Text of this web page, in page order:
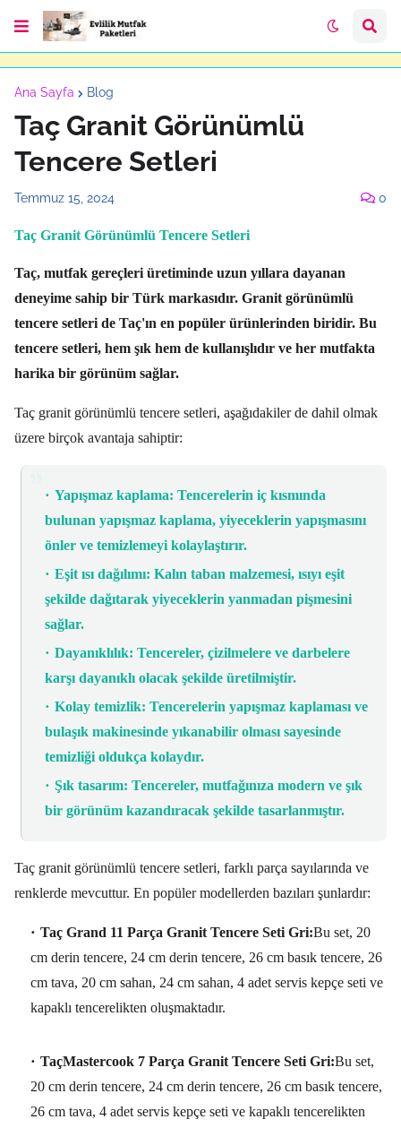
Ana Sayfa Blog
Taç Granit Görünümlü
Tencere Setleri
Temmuz 15, 2024 0
Taç Granit Görünümlü Tencere Setleri
Taç, mutfak gereçleri üretiminde uzun yıllara dayanan
deneyime sahip bir Türk markasıdır. Granit görünümlü
tencere setleri de Taç'ın en popüler ürünlerinden biridir. Bu
tencere setleri, hem şık hem de kullanışlıdır ve her mutfakta
harika bir görünüm sağlar.
Taç granit görünümlü tencere setleri, aşağıdakiler de dahil olmak
üzere birçok avantaja sahiptir:
Yapışmaz kaplama: Tencerelerin iç kısmında
bulunan yapışmaz kaplama,yiyeceklerin yapışmasını
önler ve temizlemeyi kolaylaştırır.
Eşit ısı dağılımı: Kalın taban malzemesi,ısıyı eşit
şekilde dağıtarak yiyeceklerin yanmadan pişmesini
sağlar.
Dayanıklılık: Tencereler,çizilmelere ve darbelere
karşı dayanıklı olacak şekilde üretilmiştir.
Kolay temizlik: Tencerelerin yapışmaz kaplaması ve
bulaşık makinesinde yıkanabilir olması sayesinde
temizliği oldukça kolaydır.
Şık tasarım: Tencereler,mutfağınıza modern ve şık
bir görünüm kazandıracak şekilde tasarlanmıştır.
Taç granit görünümlü tencere setleri, farklı parça sayılarında ve
renklerde mevcuttur. En popüler modellerden bazıları şunlardır:
Taç Grand 11 Parça Granit Tencere Seti Gri:Bu set, 20
cm derin tencere, 24 cm derin tencere, 26 cm basık tencere, 26
cm tava, 20 cm sahan, 24 cm sahan, 4 adet servis kepçe seti ve
kapaklı tencerelikten oluşmaktadır.
TaçMastercook 7 Parça Granit Tencere Seti Gri:Bu set,
20 cm derin tencere, 24 cm derin tencere, 26 cm basık tencere,
26 cm tava, 4 adet servis kepçe seti ve kapaklı tencerelikten